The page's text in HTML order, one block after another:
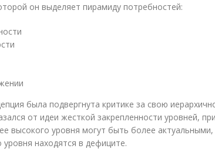
он выделяет пирамиду потребностей:
была подвергнута критике за свою
от идеи жесткой закрепленности уровней,
высокого уровня могут быть более
находятся в дефиците.